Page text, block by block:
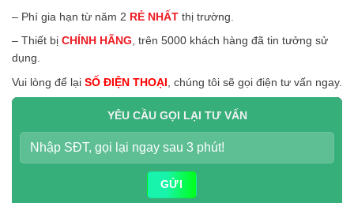
– Phí gia hạn từ năm 2 RẺ NHẤT thị trường.
– Thiết bị CHÍNH HÃNG, trên 5000 khách hàng đã tin tưởng sử
dụng.
Vui lòng để lại SỐ ĐIỆN THOẠI , chúng tôi sẽ gọi điện tư vấn ngay.
YÊU CẦU GỌI LẠI TƯ VẤN